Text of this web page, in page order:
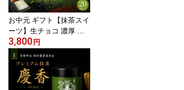
お中元 ギフト【抹茶スイ
ーツ】生チョコ 濃厚 抹
茶チョコレート 御中元
お返し 御祝 トリュフ 生
クリーム 高級宇治抹茶
京都 和洋菓子 京菓子 和
スイーツ 宇治抹茶 高級
3,800 円